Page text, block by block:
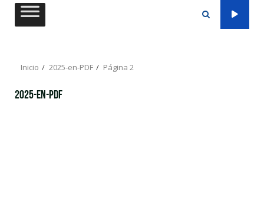
Saltar
Inicio 2025-en-PDF Página 2
2025-en-PDF